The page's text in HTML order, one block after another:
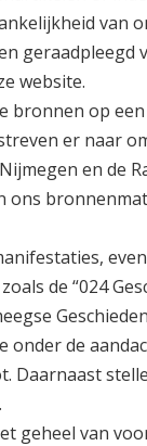
van
geraadpleegd
website.
bronnen op
er naar
en de
de “024
onder de
Daarnaast
geheel van